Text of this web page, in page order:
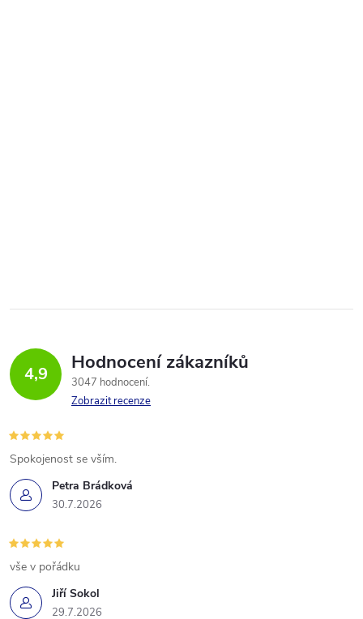
4,9 Hodnocení zákazníků
3047 hodnocení
Zobrazit recenze
Petra Brádková
30.7.2026
Spokojenost se vším.
Jiří Sokol
29.7.2026
vše v pořádku